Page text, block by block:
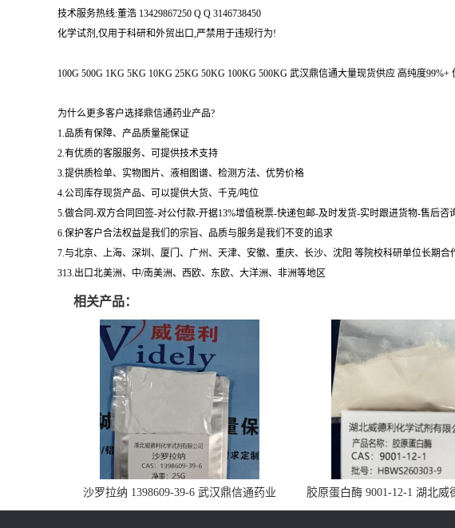
技术服务热线:董浩 13429867250 Q Q 3146738450
化学试剂,仅用于科研和外贸出口,严禁用于违规行为!
100G 500G 1KG 5KG 10KG 25KG 50KG 100KG 500KG 武汉鼎信通大量现货供应 高纯度
为什么更多客户选择鼎信通药业产品?
1.品质有保障、产品质量能保证
2.有优质的客服服务、可提供技术支持
3.提供质检单、实物图片、液相图谱、检测方法、优势价格
4.公司库存现货产品、可以提供大货、千克/吨位
5.做合同-双方合同回签-对公付款-开据13%增值税票-快递包邮-及时发货-实时跟进货物-售后咨
6.保护客户合法权益是我们的宗旨、品质与服务是我们不变的追求
7.与北京、上海、深圳、厦门、广州、天津、安徽、重庆、长沙、沈阳 等院校科研单位长期合
313.出口北美洲、中/南美洲、西欧、东欧、大洋洲、非洲等地区
相关产品：
沙罗拉纳 1398609-39-6 武汉鼎信通药业
胶原蛋白酶 9001-12-1 湖北威
供应